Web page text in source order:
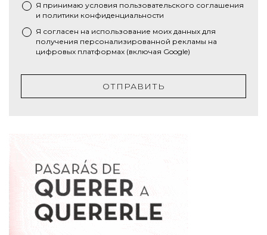
* Я принимаю условия пользовательского соглашения
и политики конфиденциальности
Я согласен на использование моих данных для
получения персонализированной рекламы на
цифровых платформах (включая Google)
ОТПРАВИТЬ